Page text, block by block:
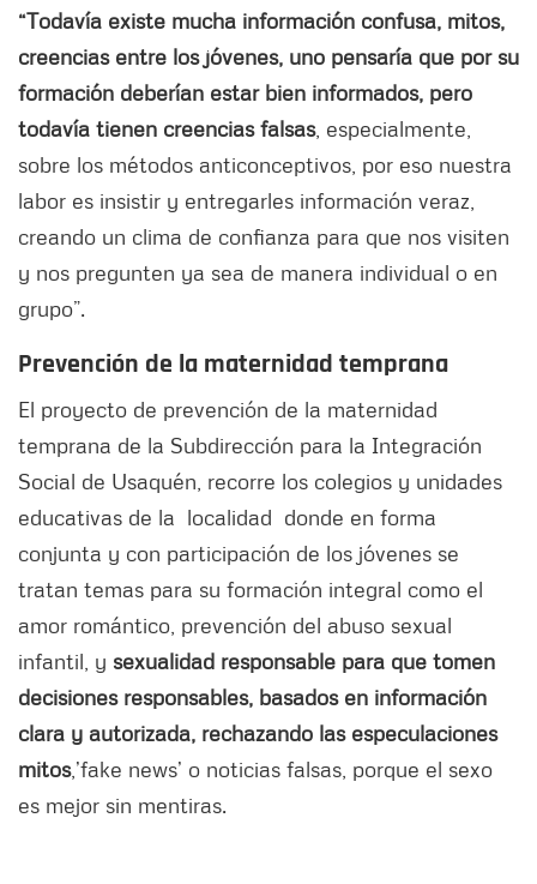
“Todavía existe mucha información confusa, mitos,
creencias entre los jóvenes, uno pensaría que por su
formación deberían estar bien informados, pero
todavía tienen creencias falsas, especialmente,
sobre los métodos anticonceptivos, por eso nuestra
labor es insistir y entregarles información veraz,
creando un clima de confianza para que nos visiten
y nos pregunten ya sea de manera individual o en
grupo”.
Prevención de la maternidad temprana
El proyecto de prevención de la maternidad
temprana de la Subdirección para la Integración
Social de Usaquén, recorre los colegios y unidades
educativas de la localidad donde en forma
conjunta y con participación de los jóvenes se
tratan temas para su formación integral como el
amor romántico, prevención del abuso sexual
infantil, y sexualidad responsable para que tomen
decisiones responsables, basados en información
clara y autorizada, rechazando las especulaciones
mitos,’fake news’ o noticias falsas, porque el sexo
es mejor sin mentiras.